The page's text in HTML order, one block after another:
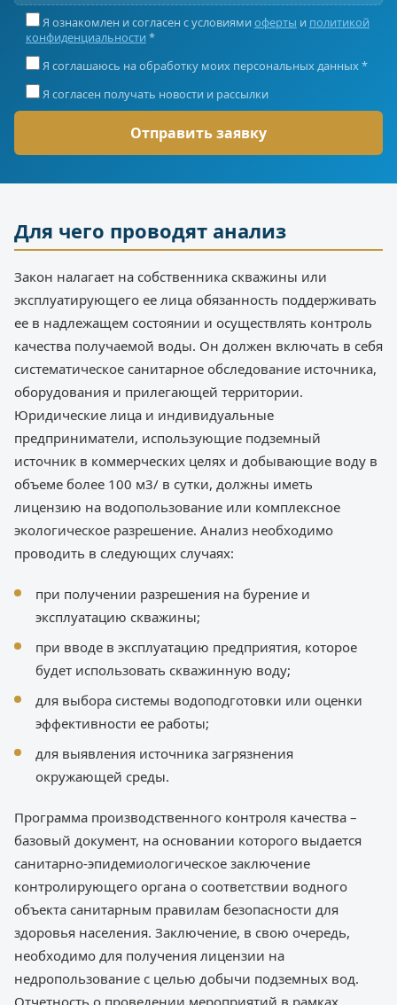
Я ознакомлен и согласен с условиями оферты и политикой
конфиденциальности *
Я соглашаюсь на обработку моих персональных данных *
Я согласен получать новости и рассылки
Для чего проводят анализ
Закон налагает на собственника скважины или
эксплуатирующего ее лица обязанность поддерживать
ее в надлежащем состоянии и осуществлять контроль
качества получаемой воды. Он должен включать в себя
систематическое санитарное обследование источника,
оборудования и прилегающей территории.
Юридические лица и индивидуальные
предприниматели, использующие подземный
источник в коммерческих целях и добывающие воду в
объеме более 100 м3/ в сутки, должны иметь
лицензию на водопользование или комплексное
экологическое разрешение. Анализ необходимо
проводить в следующих случаях:
при получении разрешения на бурение и
эксплуатацию скважины;
при вводе в эксплуатацию предприятия, которое
будет использовать скважинную воду;
для выбора системы водоподготовки или оценки
эффективности ее работы;
для выявления источника загрязнения
окружающей среды.
Программа производственного контроля качества –
базовый документ, на основании которого выдается
санитарно-эпидемиологическое заключение
контролирующего органа о соответствии водного
объекта санитарным правилам безопасности для
здоровья населения. Заключение, в свою очередь,
необходимо для получения лицензии на
недропользование с целью добычи подземных вод.